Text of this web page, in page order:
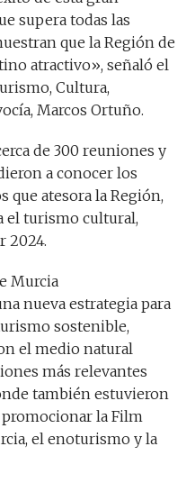
supera todas las
que la Región de
atractivo», señaló el
Cultura,
Marcos Ortuño.
de 300 reuniones y
a conocer los
que atesora la Región,
el turismo cultural,
2024.
Murcia
nueva estrategia para
sostenible,
el medio natural
más relevantes
también estuvieron
promocionar la Film
el enoturismo y la